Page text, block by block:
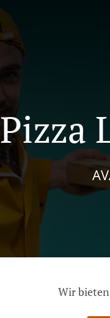
Pizza
Wir